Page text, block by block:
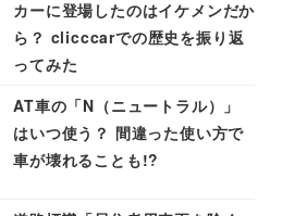
カーに登場したのはイケメンだか
ら？ clicccarでの歴史を振り返
ってみた
AT車の「N（ニュートラル）」
はいつ使う？ 間違った使い方で
車が壊れることも!?